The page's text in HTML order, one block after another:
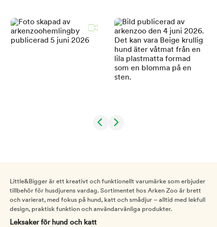
Little&Bigger är ett kreativt och funktionellt varumärke som erbjuder
tillbehör för husdjurens vardag. Sortimentet hos Arken Zoo är brett
och varierat, med fokus på hund, katt och smådjur – alltid med lekfull
design, praktisk funktion och användarvänliga produkter.
Leksaker för hund och katt